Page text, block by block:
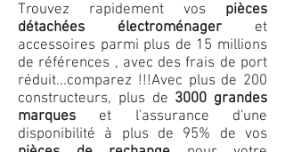
Trouvez rapidement vos pièces
détachées électroménager et
accessoires parmi plus de 15 millions
de références , avec des frais de port
réduit...comparez !!!Avec plus de 200
constructeurs, plus de 3000 grandes
marques et l'assurance d'une
disponibilité à plus de 95% de vos